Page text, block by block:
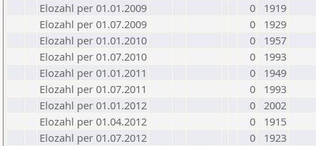
Elozahl per 01.01.2009
0
1919
Elozahl per 01.07.2009
0
1929
Elozahl per 01.01.2010
0
1957
Elozahl per 01.07.2010
0
1993
Elozahl per 01.01.2011
0
1949
Elozahl per 01.07.2011
0
1993
Elozahl per 01.01.2012
0 2002
Elozahl per 01.04.2012
0
1915
Elozahl per 01.07.2012
0
1923